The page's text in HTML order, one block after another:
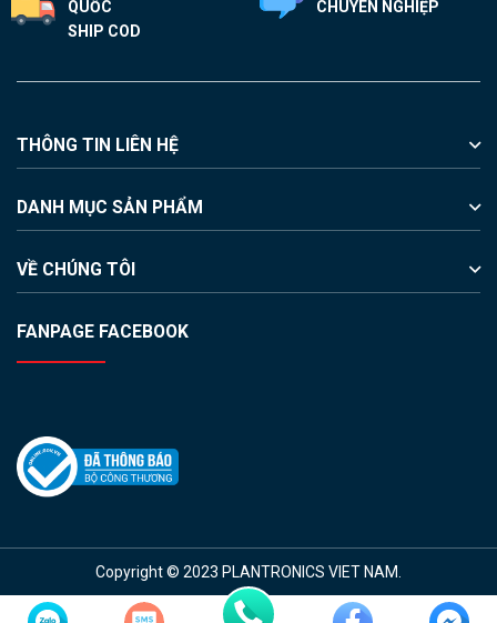
QUỐC
SHIP COD
CHUYÊN NGHIỆP
THÔNG TIN LIÊN HỆ
DANH MỤC SẢN PHẨM
VỀ CHÚNG TÔI
FANPAGE FACEBOOK
Copyright © 2023 PLANTRONICS VIET NAM.